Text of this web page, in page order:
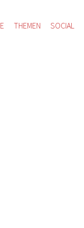
THEMEN SOCIAL